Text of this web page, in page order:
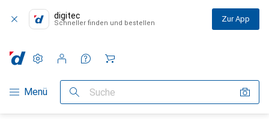
digitec
Schneller finden und bestellen Zur App
Navigation nach Kategorien
Menü Suche
Einstellungen
Kundenkonto
Vergleichslisten
Merklisten
Warenkorb